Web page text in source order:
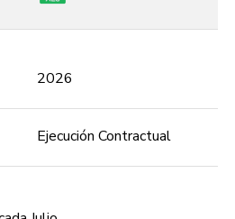
2026
Ejecución Contractual